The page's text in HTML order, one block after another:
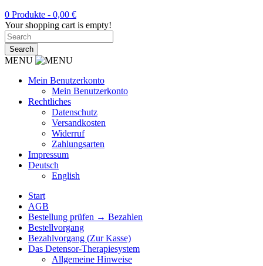
0 Produkte - 0,00 €
Your shopping cart is empty!
MENU
Mein Benutzerkonto
Mein Benutzerkonto
Rechtliches
Datenschutz
Versandkosten
Widerruf
Zahlungsarten
Impressum
Deutsch
English
Start
AGB
Bestellung prüfen → Bezahlen
Bestellvorgang
Bezahlvorgang (Zur Kasse)
Das Detensor-Therapiesystem
Allgemeine Hinweise